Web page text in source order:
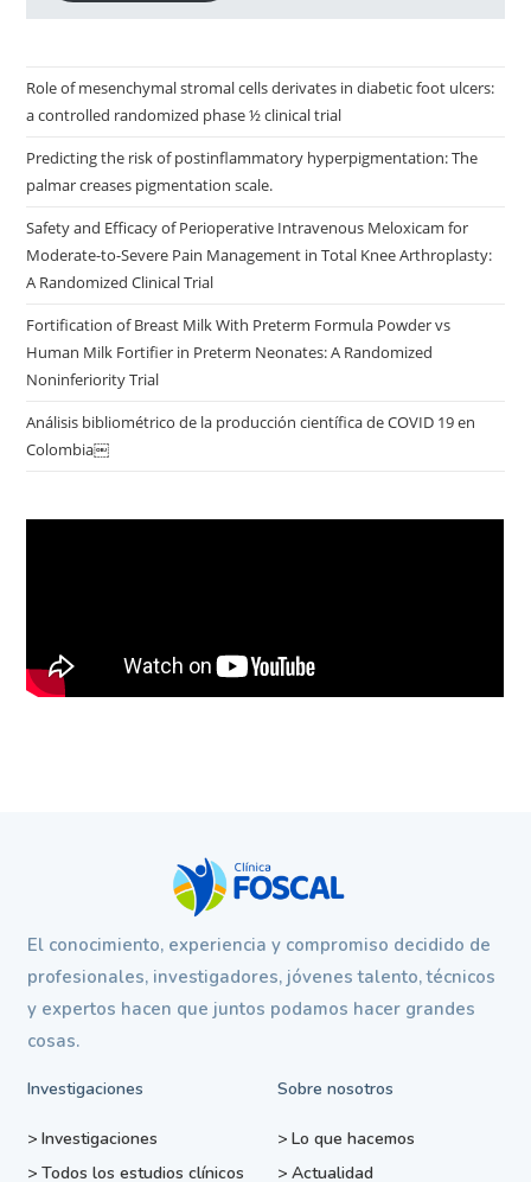
Role of mesenchymal stromal cells derivates in diabetic foot ulcers:
a controlled randomized phase ½ clinical trial
Predicting the risk of postinflammatory hyperpigmentation: The
palmar creases pigmentation scale.
Safety and Efficacy of Perioperative Intravenous Meloxicam for
Moderate-to-Severe Pain Management in Total Knee Arthroplasty:
A Randomized Clinical Trial
Fortification of Breast Milk With Preterm Formula Powder vs
Human Milk Fortifier in Preterm Neonates: A Randomized
Noninferiority Trial
Análisis bibliométrico de la producción científica de COVID 19 en
Colombia￼
El conocimiento, experiencia y compromiso decidido de
profesionales, investigadores, jóvenes talento, técnicos
y expertos hacen que juntos podamos hacer grandes
cosas.
Investigaciones
> Investigaciones
> Todos los estudios clínicos
Sobre nosotros
> Lo que hacemos
> Actualidad